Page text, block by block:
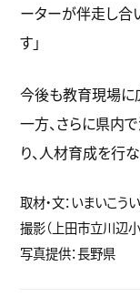
ーターが伴走し合
す」
今後も教育現場に
一方、さらに県内
り、人材育成を行
取材・文：いまいこう
撮影（上田市立川辺小
写真提供：長野県